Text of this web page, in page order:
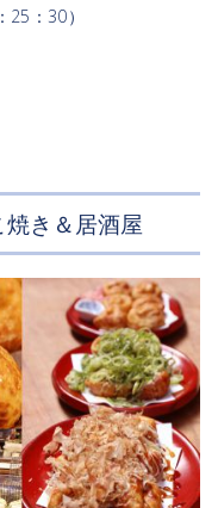
：30）
き＆居酒屋